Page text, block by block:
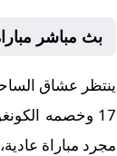
بث مباشر مباراة الكاميرون تحت 17 و
ينتظر عشاق
17 وخصمه
مجرد مباراة